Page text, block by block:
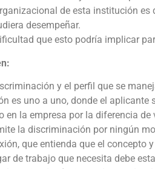
de esta institución es
desempeñar.
que esto podría implicar
y el perfil que se
es uno a uno, donde el
la empresa por la diferencia
la discriminación por ningún
que entienda que el
de trabajo que necesita debe